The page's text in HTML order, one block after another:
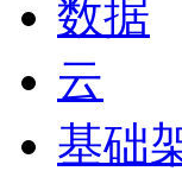
数据
云
基础